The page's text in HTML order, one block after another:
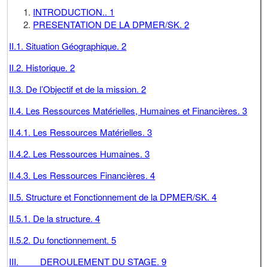
INTRODUCTION.. 1
PRESENTATION DE LA DPMER/SK. 2
II.1. Situation Géographique. 2
II.2. Historique. 2
II.3. De l’Objectif et de la mission. 2
II.4. Les Ressources Matérielles, Humaines et Financières. 3
II.4.1. Les Ressources Matérielles. 3
II.4.2. Les Ressources Humaines. 3
II.4.3. Les Ressources Financières. 4
II.5. Structure et Fonctionnement de la DPMER/SK. 4
II.5.1. De la structure. 4
II.5.2. Du fonctionnement. 5
III. DEROULEMENT DU STAGE. 9